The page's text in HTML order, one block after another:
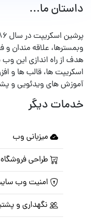
داستان ما...
وبمسترها، علاقه مندان و
هدف از راه اندازی این وب
اسکریپت ها، قالب ها و
آموزش های ویدئویی و
خدمات دیگر
میزبانی وب
طراحی فروشگاه
امنیت وب
نگهداری و